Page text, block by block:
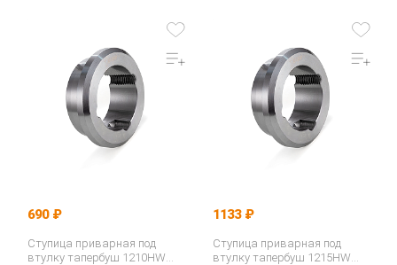
690 ₽
Ступица приварная под
втулку тапербуш 1210HW
1133 ₽
Ступица приварная под
втулку тапербуш 1215HW